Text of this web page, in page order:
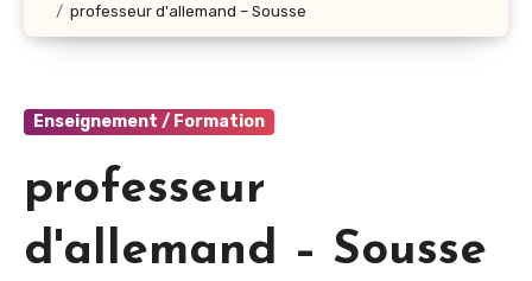
professeur d'allemand – Sousse
Enseignement / Formation
professeur
d'allemand – Sousse